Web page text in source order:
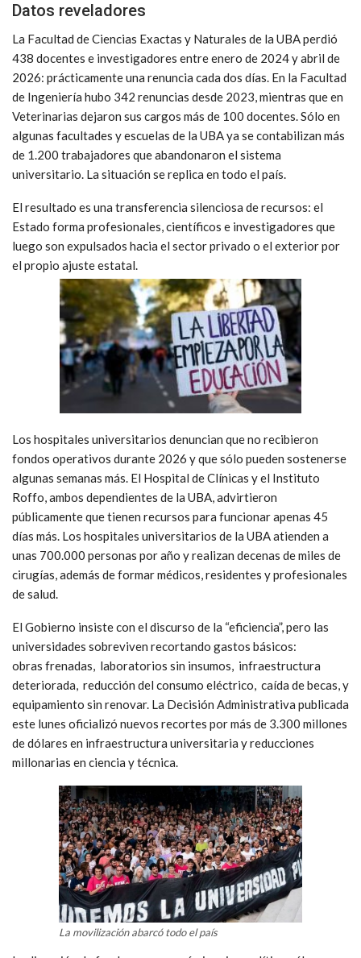
Datos reveladores
La Facultad de Ciencias Exactas y Naturales de la UBA perdió
438 docentes e investigadores entre enero de 2024 y abril de
2026: prácticamente una renuncia cada dos días. En la Facultad
de Ingeniería hubo 342 renuncias desde 2023, mientras que en
Veterinarias dejaron sus cargos más de 100 docentes. Sólo en
algunas facultades y escuelas de la UBA ya se contabilizan más
de 1.200 trabajadores que abandonaron el sistema
universitario. La situación se replica en todo el país.
El resultado es una transferencia silenciosa de recursos: el
Estado forma profesionales, científicos e investigadores que
luego son expulsados hacia el sector privado o el exterior por
el propio ajuste estatal.
Los hospitales universitarios denuncian que no recibieron
fondos operativos durante 2026 y que sólo pueden sostenerse
algunas semanas más. El Hospital de Clínicas y el Instituto
Roffo, ambos dependientes de la UBA, advirtieron
públicamente que tienen recursos para funcionar apenas 45
días más. Los hospitales universitarios de la UBA atienden a
unas 700.000 personas por año y realizan decenas de miles de
cirugías, además de formar médicos, residentes y profesionales
de salud.
El Gobierno insiste con el discurso de la “eficiencia”, pero las
universidades sobreviven recortando gastos básicos:
obras frenadas, laboratorios sin insumos, infraestructura
deteriorada, reducción del consumo eléctrico, caída de becas, y
equipamiento sin renovar. La Decisión Administrativa publicada
este lunes oficializó nuevos recortes por más de 3.300 millones
de dólares en infraestructura universitaria y reducciones
millonarias en ciencia y técnica.
La movilización abarcó todo el país